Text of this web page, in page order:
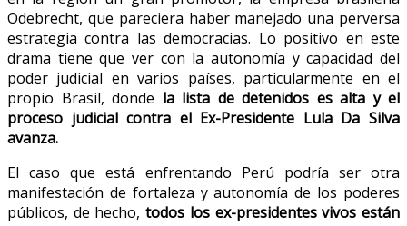
Odebrecht, que pareciera haber manejado una perversa
estrategia contra las democracias. Lo positivo en este
drama tiene que ver con la autonomía y capacidad del
poder judicial en varios países, particularmente en el
propio Brasil, donde la lista de detenidos es alta y el
proceso judicial contra el Ex-Presidente Lula Da Silva
avanza.
El caso que está enfrentando Perú podría ser otra
manifestación de fortaleza y autonomía de los poderes
públicos, de hecho,todos los ex-presidentes vivos están